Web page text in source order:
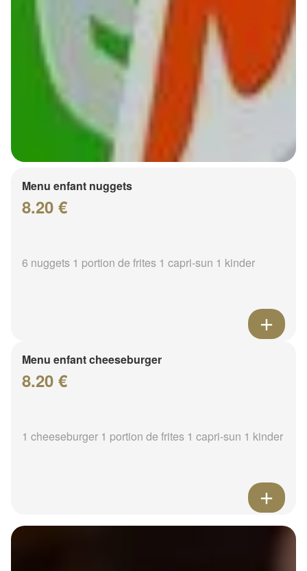
Menu enfant nuggets
8.20 €
6 nuggets 1 portion de frites 1 capri-sun 1 kinder
Menu enfant cheeseburger
8.20 €
1 cheeseburger 1 portion de frites 1 capri-sun 1 kinder